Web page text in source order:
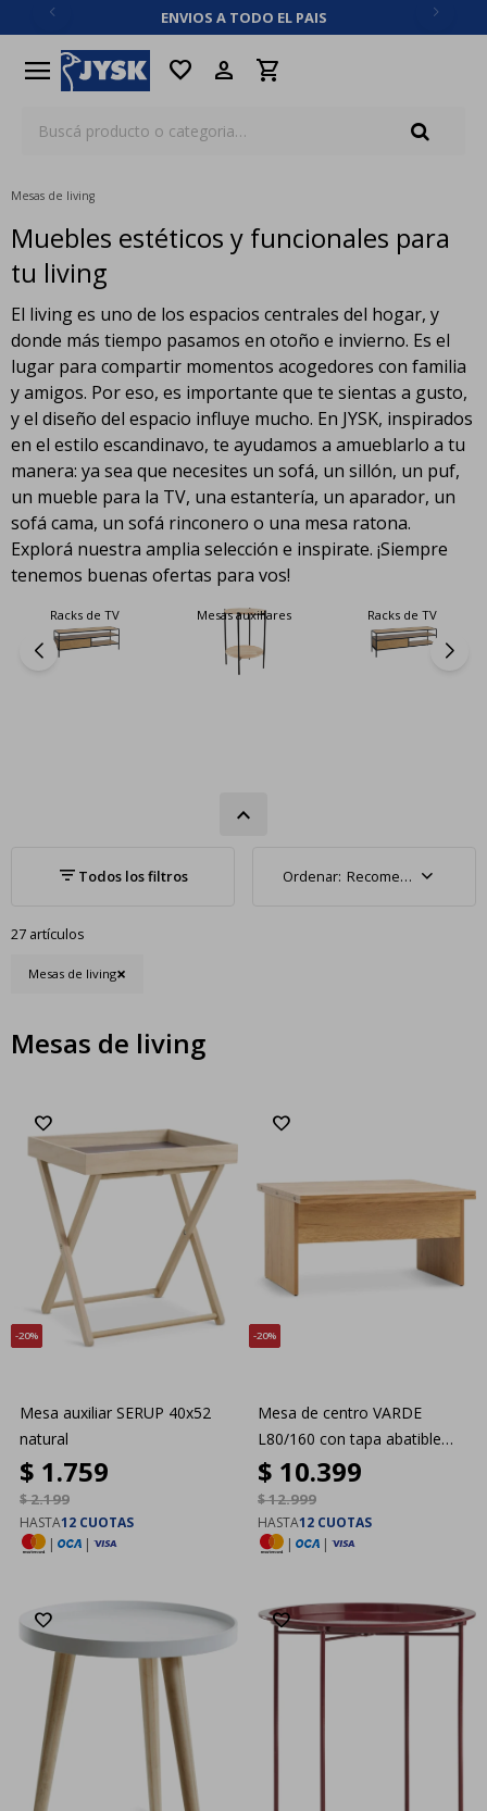
ENVIOS A TODO EL PAIS
menu favorite
Mesas de living
Muebles estéticos y funcionales para
tu living
El living es uno de los espacios centrales del hogar, y
donde más tiempo pasamos en otoño e invierno. Es el
lugar para compartir momentos acogedores con familia
y amigos. Por eso, es importante que te sientas a gusto,
y el diseño del espacio influye mucho. En JYSK, inspirados
en el estilo escandinavo, te ayudamos a amueblarlo a tu
manera: ya sea que necesites un sofá, un sillón, un puf,
un mueble para la TV, una estantería, un aparador, un
sofá cama, un sofá rinconero o una mesa ratona.
Explorá nuestra amplia selección e inspirate. ¡Siempre
tenemos buenas ofertas para vos!
Racks de TV Mesas auxiliares Racks de TV
Recomendados
27 artículos
Mesas de living
Mesas de living
20
Mesa auxiliar SERUP 40x52
natural
$ 1.759
$2.199
HASTA12 CUOTAS
|
|
20
Mesa de centro VARDE
L80/160 con tapa abatible
roble
$ 10.399
$12.999
HASTA12 CUOTAS
|
|
close